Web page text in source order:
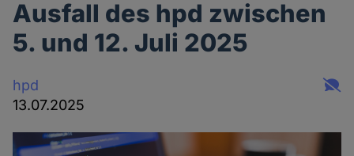
Ausfall des hpd zwischen
5. und 12. Juli 2025
hpd
13.07.2025